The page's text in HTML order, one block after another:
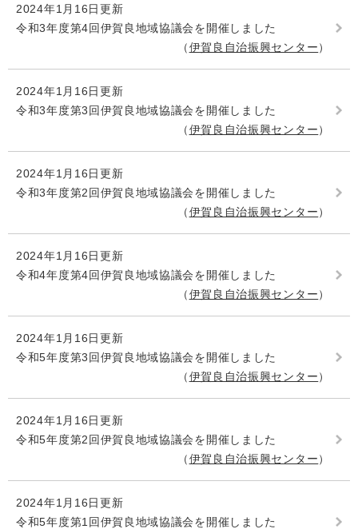
2024年1月16日更新
令和3年度第4回伊賀良地域協議会を開催しました
伊賀良自治振興センター
2024年1月16日更新
令和3年度第3回伊賀良地域協議会を開催しました
伊賀良自治振興センター
2024年1月16日更新
令和3年度第2回伊賀良地域協議会を開催しました
伊賀良自治振興センター
2024年1月16日更新
令和4年度第4回伊賀良地域協議会を開催しました
伊賀良自治振興センター
2024年1月16日更新
令和5年度第3回伊賀良地域協議会を開催しました
伊賀良自治振興センター
2024年1月16日更新
令和5年度第2回伊賀良地域協議会を開催しました
伊賀良自治振興センター
2024年1月16日更新
令和5年度第1回伊賀良地域協議会を開催しました